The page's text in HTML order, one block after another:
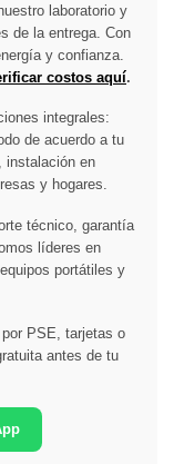
laboratorio y
de la entrega. Con
y confianza.
costos aquí.
integrales:
de acuerdo a tu
, instalación en
y hogares.
técnico, garantía
líderes en
portátiles y
PSE, tarjetas o
antes de tu